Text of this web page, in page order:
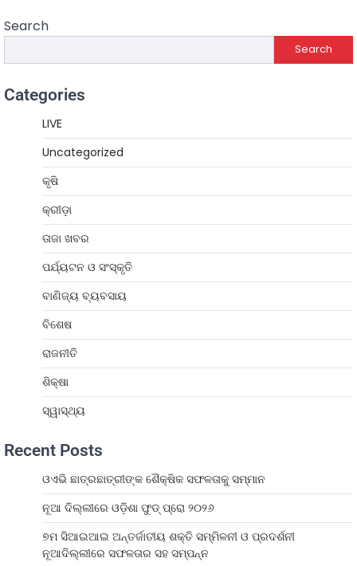
Search
Search
Categories
LIVE
Uncategorized
କୃଷି
କ୍ରୀଡ଼ା
ତାଜା ଖବର
ପର୍ଯ୍ୟଟନ ଓ ସଂସ୍କୃତି
ବାଣିଜ୍ୟ ବ୍ୟବସାୟ
ବିଶେଷ
ରାଜନୀତି
ଶିକ୍ଷା
ସ୍ୱାସ୍ଥ୍ୟ
Recent Posts
ଓଏଭି ଛାତ୍ରଛାତ୍ରୀଙ୍କ ଶୈକ୍ଷିକ ସଫଳତାକୁ ସମ୍ମାନ
ନୂଆ ଦିଲ୍ଲୀରେ ଓଡ଼ିଶା ଫୁଡ୍ ପ୍ରୋ ୨୦୨୬
୭ମ ସିଆଇଆଇ ଅନ୍ତର୍ଜାତୀୟ ଶକ୍ତି ସମ୍ମିଳନୀ ଓ ପ୍ରଦର୍ଶନୀ
ନୂଆଦିଲ୍ଲୀରେ ସଫଳତାର ସହ ସମ୍ପନ୍ନ